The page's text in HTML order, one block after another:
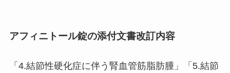
アフィニトール錠の添付文書改訂内容
「4.結節性硬化症に伴う腎血管筋脂肪腫」「5.結節